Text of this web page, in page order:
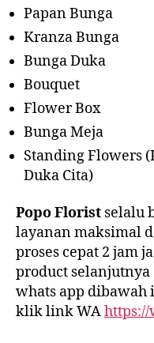
Papan Bunga
Kranza Bunga
Bunga Duka
Bouquet
Flower Box
Bunga Meja
Standing Flowers
Duka Cita)
Popo Florist selalu
layanan maksimal
proses cepat 2 jam
product
whats app dibawah
klik link WA